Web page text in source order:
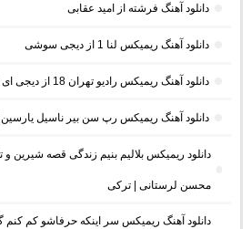
دانلود آهنگ فرشته از امید عقابی
دانلود آهنگ ریمیکس لنا 1 از دیجی سوشی
دانلود آهنگ ریمیکس رادیو تهران 18 از دیجی ای فر (ریمیکس طولانی خفن)
دانلود آهنگ ریمیکس رپ سن بیر ناسیل
دانلود ریمیکس بلالیم بنیم زندگی قصه شیرین
محسن لرستانی | ترکی
دانلود آهنگ ریمیکس سر اینکه حرفاشو کم